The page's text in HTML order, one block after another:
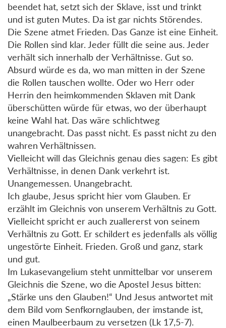
beendet hat, setzt sich der Sklave, isst und trinkt
und ist guten Mutes. Da ist gar nichts Störendes.
Die Szene atmet Frieden. Das Ganze ist eine Einheit.
Die Rollen sind klar. Jeder füllt die seine aus. Jeder
verhält sich innerhalb der Verhältnisse. Gut so.
Absurd würde es da, wo man mitten in der Szene
die Rollen tauschen wollte. Oder wo Herr oder
Herrin den heimkommenden Sklaven mit Dank
überschütten würde für etwas, wo der überhaupt
keine Wahl hat. Das wäre schlichtweg
unangebracht. Das passt nicht. Es passt nicht zu den
wahren Verhältnissen.
Vielleicht will das Gleichnis genau dies sagen: Es gibt
Verhältnisse, in denen Dank verkehrt ist.
Unangemessen. Unangebracht.
Ich glaube, Jesus spricht hier vom Glauben. Er
erzählt im Gleichnis von unserem Verhältnis zu Gott.
Vielleicht spricht er auch zuallererst von seinem
Verhältnis zu Gott. Er schildert es jedenfalls als völlig
ungestörte Einheit. Frieden. Groß und ganz, stark
und gut.
Im Lukasevangelium steht unmittelbar vor unserem
Gleichnis die Szene, wo die Apostel Jesus bitten:
„Stärke uns den Glauben!“ Und Jesus antwortet mit
dem Bild vom Senfkornglauben, der imstande ist,
einen Maulbeerbaum zu versetzen (Lk 17,5-7).